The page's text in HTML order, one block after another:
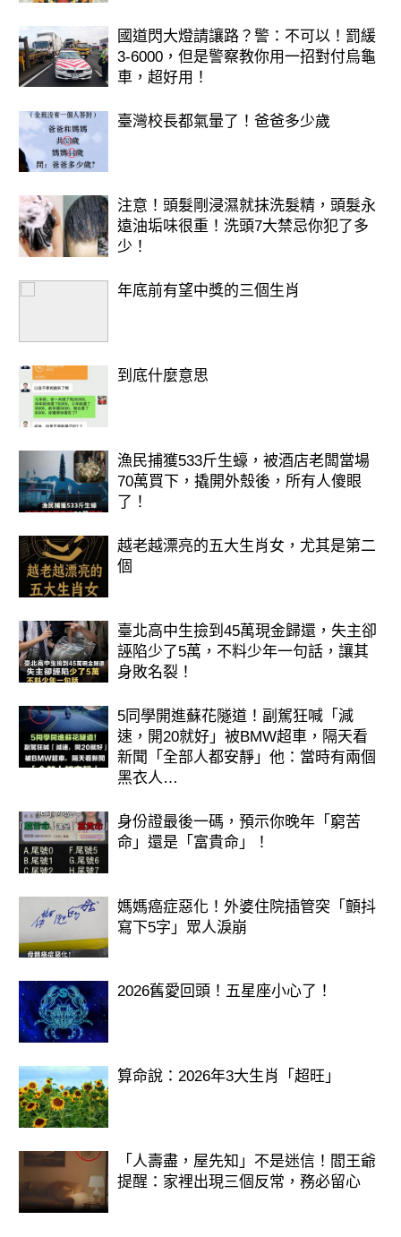
國道閃大燈請讓路？警：不可以！罰緩
3-6000，但是警察教你用一招對付烏龜
車，超好用！
臺灣校長都氣暈了！爸爸多少歲
注意！頭髮剛浸濕就抹洗髮精，頭髮永
遠油垢味很重！洗頭7大禁忌你犯了多
少！
年底前有望中獎的三個生肖
到底什麼意思
漁民捕獲533斤生蠔，被酒店老闆當場
70萬買下，撬開外殼後，所有人傻眼
了！
越老越漂亮的五大生肖女，尤其是第二
個
臺北高中生撿到45萬現金歸還，失主卻
誣陷少了5萬，不料少年一句話，讓其
身敗名裂！
5同學開進蘇花隧道！副駕狂喊「減
速，開20就好」被BMW超車，隔天看
新聞「全部人都安靜」他：當時有兩個
黑衣人…
身份證最後一碼，預示你晚年「窮苦
命」還是「富貴命」！
媽媽癌症惡化！外婆住院插管突「顫抖
寫下5字」眾人淚崩
2026舊愛回頭！五星座小心了！
算命說：2026年3大生肖「超旺」
「人壽盡，屋先知」不是迷信！閻王爺
提醒：家裡出現三個反常，務必留心